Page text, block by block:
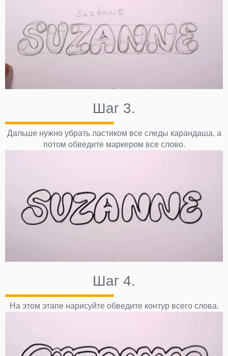
Шаг 3.
Дальше нужно убрать ластиком все следы карандаша, а
потом обведите маркером все слово.
Шаг 4.
На этом этапе нарисуйте обведите контур всего слова.